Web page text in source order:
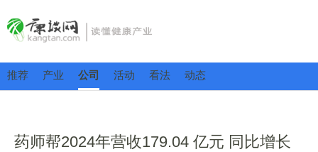
推荐 产业 公司 活动 看法 动态
药师帮2024年营收179.04 亿元 同比增长